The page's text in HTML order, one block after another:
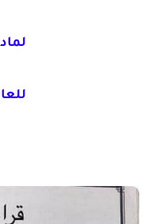
للعام